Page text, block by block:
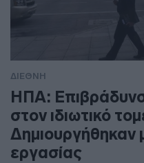
ΔΙΕΘΝΗ
ΗΠΑ:
στον ιδιωτικό
Δημιουργήθηκαν
εργασίας